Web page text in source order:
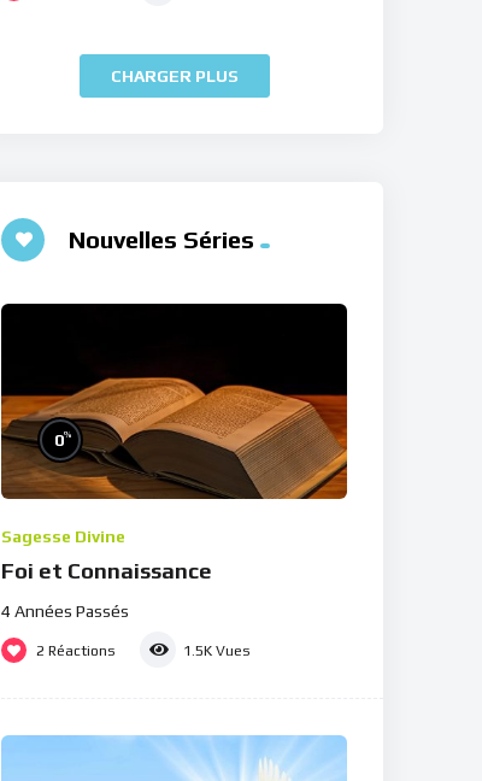
CHARGER PLUS
Nouvelles Séries
0%
Sagesse Divine
Foi et Connaissance
4 Années Passés
2 Réactions 1.5K Vues